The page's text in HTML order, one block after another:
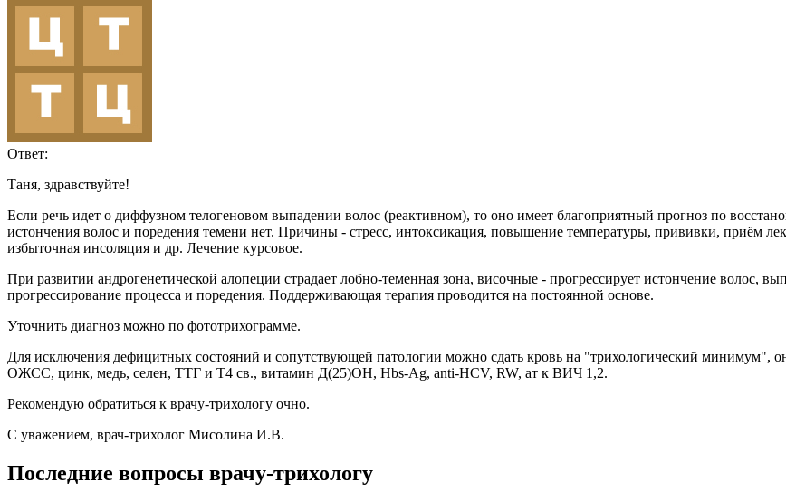
Ответ:
Таня, здравствуйте!
Если речь идет о диффузном телогеновом выпадении волос (реактивном), то оно имеет благоприятный прогноз по
истончения волос и поредения темени нет. Причины - стресс, интоксикация, повышение температуры, прививки, приём
избыточная инсоляция и др. Лечение курсовое.
При развитии андрогенетической алопеции страдает лобно-теменная зона, височные - прогрессирует истончение волос,
прогрессирование процесса и поредения. Поддерживающая терапия проводится на постоянной основе.
Уточнить диагноз можно по фототрихограмме.
Для исключения дефицитных состояний и сопутствующей патологии можно сдать кровь на "трихологический минимум",
ОЖСС, цинк, медь, селен, ТТГ и Т4 св., витамин Д(25)ОН, Hbs-Ag, anti-HCV, RW, ат к ВИЧ 1,2.
Рекомендую обратиться к врачу-трихологу очно.
С уважением, врач-трихолог Мисолина И.В.
Последние вопросы врачу-трихологу